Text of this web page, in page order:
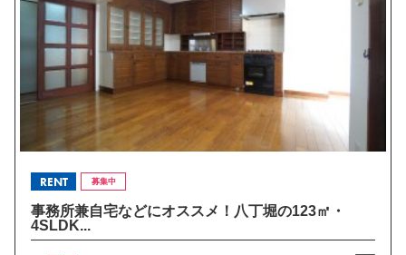
RENT 募集中
事務所兼自宅などにオススメ！八丁堀の123㎡・
4SLDK...